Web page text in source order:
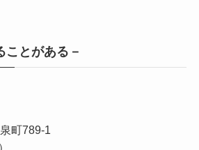
ことがある－
町789-1